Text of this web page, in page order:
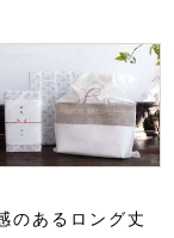
のあるロング丈